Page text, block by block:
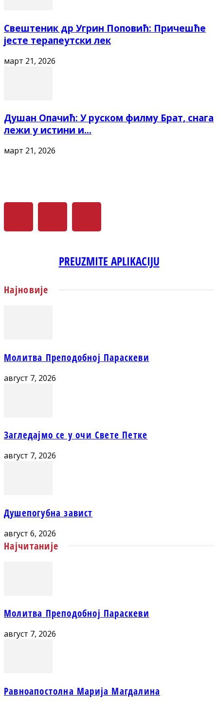
Свештеник др Угрин Поповић: Причешће
јесте терапеутски лек
март 21, 2026
Душан Опачић: У руском филму Брат, снага
лежи у истини и...
март 21, 2026
PREUZMITE APLIKACIJU
Најновије
Молитва Преподобној Параскеви
август 7, 2026
Загледајмо се у очи Свете Петке
август 7, 2026
Душепогубна завист
август 6, 2026
Најчитаније
Молитва Преподобној Параскеви
август 7, 2026
Равноапостолна Марија Магдалина